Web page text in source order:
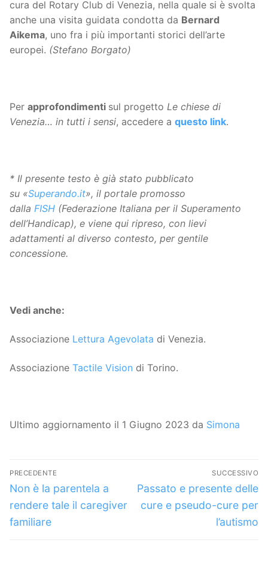
cura del Rotary Club di Venezia, nella quale si è svolta
anche una visita guidata condotta da Bernard
Aikema, uno fra i più importanti storici dell’arte
europei. (Stefano Borgato)
Per approfondimenti sul progetto Le chiese di
Venezia… in tutti i sensi, accedere a questo link.
* Il presente testo è già stato pubblicato
su «Superando.it», il portale promosso
dalla FISH (Federazione Italiana per il Superamento
dell’Handicap), e viene qui ripreso, con lievi
adattamenti al diverso contesto, per gentile
concessione.
Vedi anche:
Associazione Lettura Agevolata di Venezia.
Associazione Tactile Vision di Torino.
Ultimo aggiornamento il 1 Giugno 2023 da Simona
Navigazione
articoli
PRECEDENTE
Articolo
precedente:
Non è la parentela a
rendere tale il caregiver
familiare
SUCCESSIVO
Articolo
successivo:
Passato e presente delle
cure e pseudo-cure per
l’autismo